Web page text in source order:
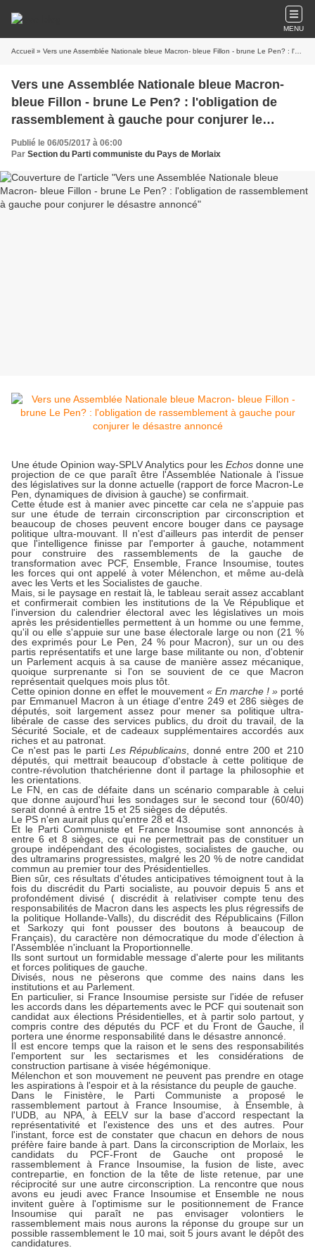
MENU
Accueil » Vers une Assemblée Nationale bleue Macron- bleue Fillon - brune Le Pen? : l'obligation de rassemblement à gauche pour conjurer le désastre annoncé
Vers une Assemblée Nationale bleue Macron-
bleue Fillon - brune Le Pen? : l'obligation de
rassemblement à gauche pour conjurer le
désastre annoncé
Publié le 06/05/2017 à 06:00
Par Section du Parti communiste du Pays de Morlaix
Une étude Opinion way-SPLV Analytics pour les Echos donne une
projection de ce que paraît être l'Assemblée Nationale à l'issue
des législatives sur la donne actuelle (rapport de force Macron-Le
Pen, dynamiques de division à gauche) se confirmait.
Cette étude est à manier avec pincette car cela ne s'appuie pas
sur une étude de terrain circonscription par circonscription et
beaucoup de choses peuvent encore bouger dans ce paysage
politique ultra-mouvant. Il n'est d'ailleurs pas interdit de penser
que l'intelligence finisse par l'emporter à gauche, notamment
pour construire des rassemblements de la gauche de
transformation avec PCF, Ensemble, France Insoumise, toutes
les forces qui ont appelé à voter Mélenchon, et même au-delà
avec les Verts et les Socialistes de gauche.
Mais, si le paysage en restait là, le tableau serait assez accablant
et confirmerait combien les institutions de la Ve République et
l'inversion du calendrier électoral avec les législatives un mois
après les présidentielles permettent à un homme ou une femme,
qu'il ou elle s'appuie sur une base électorale large ou non (21 %
des exprimés pour Le Pen, 24 % pour Macron), sur un ou des
partis représentatifs et une large base militante ou non, d'obtenir
un Parlement acquis à sa cause de manière assez mécanique,
quoique surprenante si l'on se souvient de ce que Macron
représentait quelques mois plus tôt.
Cette opinion donne en effet le mouvement « En marche ! » porté
par Emmanuel Macron à un étiage d'entre 249 et 286 sièges de
députés, soit largement assez pour mener sa politique ultra-
libérale de casse des services publics, du droit du travail, de la
Sécurité Sociale, et de cadeaux supplémentaires accordés aux
riches et au patronat.
Ce n'est pas le parti Les Républicains , donné entre 200 et 210
députés, qui mettrait beaucoup d'obstacle à cette politique de
contre-révolution thatchérienne dont il partage la philosophie et
les orientations.
Le FN, en cas de défaite dans un scénario comparable à celui
que donne aujourd'hui les sondages sur le second tour (60/40)
serait donné à entre 15 et 25 sièges de députés.
Le PS n'en aurait plus qu'entre 28 et 43.
Et le Parti Communiste et France Insoumise sont annoncés à
entre 6 et 8 sièges, ce qui ne permettrait pas de constituer un
groupe indépendant des écologistes, socialistes de gauche, ou
des ultramarins progressistes, malgré les 20 % de notre candidat
commun au premier tour des Présidentielles.
Bien sûr, ces résultats d'études anticipatives témoignent tout à la
fois du discrédit du Parti socialiste, au pouvoir depuis 5 ans et
profondément divisé ( discrédit à relativiser compte tenu des
responsabilités de Macron dans les aspects les plus régressifs de
la politique Hollande-Valls), du discrédit des Républicains (Fillon
et Sarkozy qui font pousser des boutons à beaucoup de
Français), du caractère non démocratique du mode d'élection à
l'Assemblée n'incluant la Proportionnelle.
Ils sont surtout un formidable message d'alerte pour les militants
et forces politiques de gauche.
Divisés, nous ne pèserons que comme des nains dans les
institutions et au Parlement.
En particulier, si France Insoumise persiste sur l'idée de refuser
les accords dans les départements avec le PCF qui soutenait son
candidat aux élections Présidentielles, et à partir solo partout, y
compris contre des députés du PCF et du Front de Gauche, il
portera une énorme responsabilité dans le désastre annoncé.
Il est encore temps que la raison et le sens des responsabilités
l'emportent sur les sectarismes et les considérations de
construction partisane à visée hégémonique.
Mélenchon et son mouvement ne peuvent pas prendre en otage
les aspirations à l'espoir et à la résistance du peuple de gauche.
Dans le Finistère, le Parti Communiste a proposé le
rassemblement partout à France Insoumise, à Ensemble, à
l'UDB, au NPA, à EELV sur la base d'accord respectant la
représentativité et l'existence des uns et des autres. Pour
l'instant, force est de constater que chacun en dehors de nous
préfère faire bande à part. Dans la circonscription de Morlaix, les
candidats du PCF-Front de Gauche ont proposé le
rassemblement à France Insoumise, la fusion de liste, avec
contrepartie, en fonction de la tête de liste retenue, par une
réciprocité sur une autre circonscription. La rencontre que nous
avons eu jeudi avec France Insoumise et Ensemble ne nous
invitent guère à l'optimisme sur le positionnement de France
Insoumise qui paraît ne pas envisager volontiers le
rassemblement mais nous aurons la réponse du groupe sur un
possible rassemblement le 10 mai, soit 5 jours avant le dépôt des
candidatures.